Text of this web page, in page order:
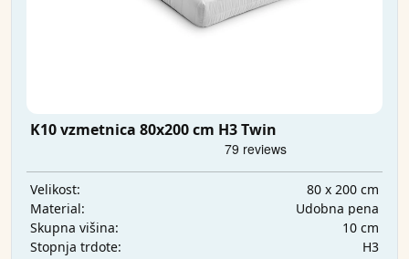
K10 vzmetnica 80x200 cm H3 Twin
Velikost:
80 x 200 cm
Material:
Udobna pena
Skupna višina:
10 cm
Stopnja trdote:
H3